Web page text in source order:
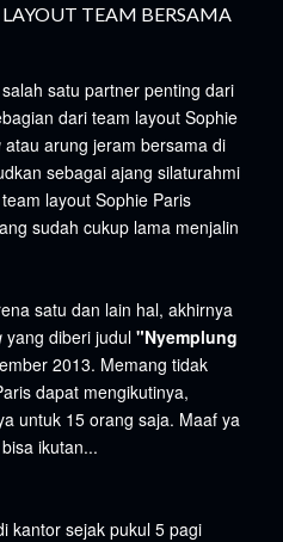
TEAM BERSAMA
satu partner penting dari
dari team layout Sophie
atau arung jeram bersama di
sebagai ajang silaturahmi
layout Sophie Paris
sudah cukup lama menjalin
satu dan lain hal, akhirnya
yang diberi judul "Nyemplung
2013. Memang tidak
dapat mengikutinya,
untuk 15 orang saja. Maaf ya
ikutan...
kantor sejak pukul 5 pagi